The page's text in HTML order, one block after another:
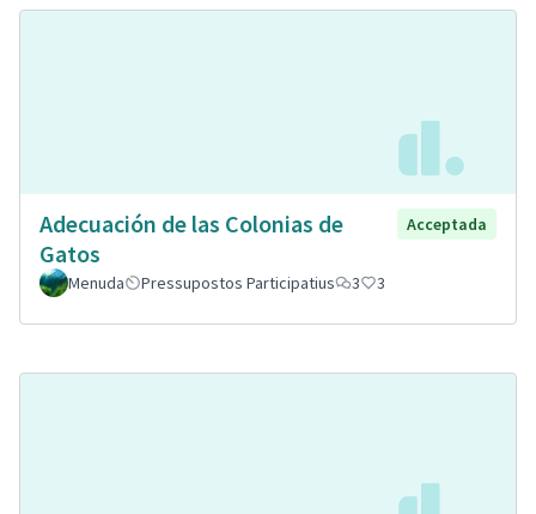
Adecuación de las Colonias de
Gatos
Acceptada
Menuda Pressupostos Participatius 3 3